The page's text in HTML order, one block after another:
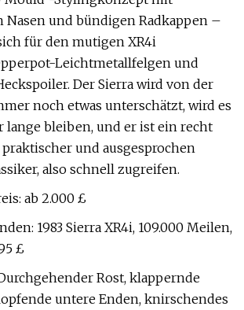
und bündigen Radkappen –
für den mutigen XR4i
Leichtmetallfelgen und
Der Sierra wird von der
noch etwas unterschätzt, wird es
lange bleiben, und er ist ein recht
und ausgesprochen
also schnell zugreifen.
ab 2.000 £
1983 Sierra XR4i, 109.000 Meilen,
£
Rost, klappernde
untere Enden, knirschendes